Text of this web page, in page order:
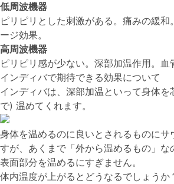
低周波機器
ピリピリとした刺激がある。痛みの緩
ージ効果。
高周波機器
ピリピリ感が少ない。深部加温作用。血
インディバで期待できる効果について
インディバは、深部加温といって身体
で) 温めてくれます。
身体を温めるのに良いとされるものにサ
すが、あくまで「外から温めるもの」な
表面部分を温めるにすぎません。
体内温度が上がるとどうなるでしょうか